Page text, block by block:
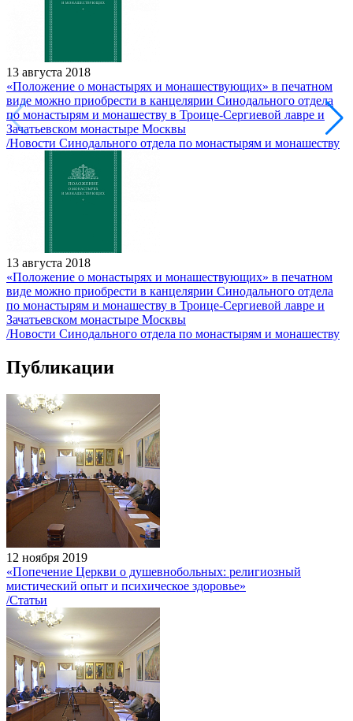
13 августа 2018
«Положение о монастырях и монашествующих» в печатном
виде можно приобрести в канцелярии Синодального отдела
по монастырям и монашеству в Троице-Сергиевой лавре и
Зачатьевском монастыре Москвы
/Новости Синодального отдела по монастырям и монашеству
13 августа 2018
«Положение о монастырях и монашествующих» в печатном
виде можно приобрести в канцелярии Синодального отдела
по монастырям и монашеству в Троице-Сергиевой лавре и
Зачатьевском монастыре Москвы
/Новости Синодального отдела по монастырям и монашеству
Публикации
12 ноября 2019
«Попечение Церкви о душевнобольных: религиозный
мистический опыт и психическое здоровье»
/Статьи